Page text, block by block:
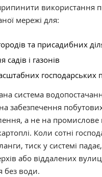
використання
мережі для:
та присадибних
і газонів
господарських
система
забезпечення
а не на
Коли сотні
тиск у системі
або віддалених
без води.